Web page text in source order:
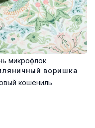
микрофлок
воришка
кошениль